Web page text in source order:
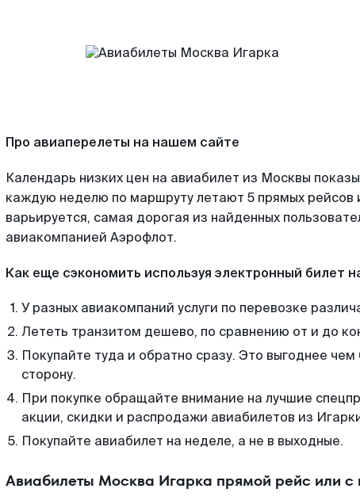
Про авиаперелеты на нашем сайте
Календарь низких цен на авиабилет из Москвы
каждую неделю по маршруту летают 5 прямых рейсов
варьируется, самая дорогая из найденных
авиакомпанией Аэрофлот.
Как еще сэкономить используя электронный билет
У разных авиакомпаний услуги по перевозке
Лететь транзитом дешево, по сравнению от и до
Покупайте туда и обратно сразу. Это выгоднее
сторону.
При покупке обращайте внимание на лучшие
акции, скидки и распродажи авиабилетов из
Покупайте авиабилет на неделе, а не в выходные.
Авиабилеты Москва Игарка прямой рейс или с